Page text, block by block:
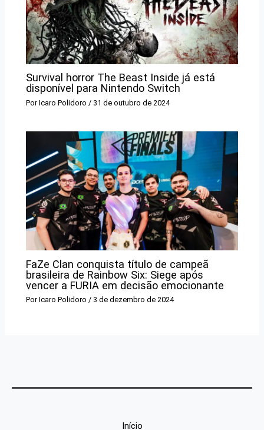
Survival horror The Beast Inside já está
disponível para Nintendo Switch
PorIcaro Polidoro / 31 de outubro de 2024
FaZe Clan conquista título de campeã
brasileira de Rainbow Six: Siege após
vencer a FURIA em decisão emocionante
PorIcaro Polidoro/ 3 de dezembro de 2024
Início